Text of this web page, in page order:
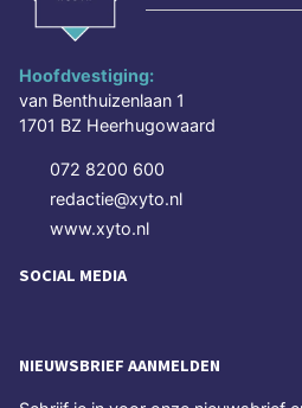
Hoofdvestiging:
van Benthuizenlaan 1
1701 BZ Heerhugowaard
072 8200 600
redactie@xyto.nl
www.xyto.nl
SOCIAL MEDIA
NIEUWSBRIEF AANMELDEN